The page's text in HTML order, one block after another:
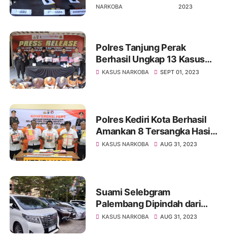
NARKOBA
2023
Polres Tanjung Perak
Berhasil Ungkap 13 Kasus
Narkoba dan Amankan 16
KASUS NARKOBA SEPT 01, 2023
Polres Kediri Kota Berhasil
Amankan 8 Tersangka Hasil
Ungkap 6 Kasus Narkoba
KASUS NARKOBA AUG 31, 2023
Suami Selebgram
Palembang Dipindah dari
Nusakambangan ke
KASUS NARKOBA AUG 31, 2023